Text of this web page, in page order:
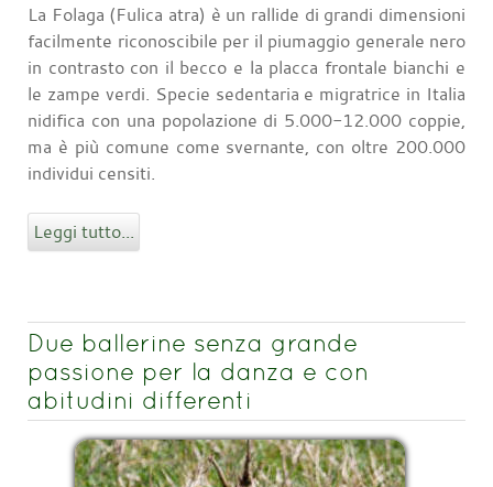
La Folaga (Fulica atra) è un rallide di grandi dimensioni
facilmente riconoscibile per il piumaggio generale nero
in contrasto con il becco e la placca frontale bianchi e
le zampe verdi. Specie sedentaria e migratrice in Italia
nidifica con una popolazione di 5.000-12.000 coppie,
ma è più comune come svernante, con oltre 200.000
individui censiti.
Leggi tutto...
Due ballerine senza grande
passione per la danza e con
abitudini differenti